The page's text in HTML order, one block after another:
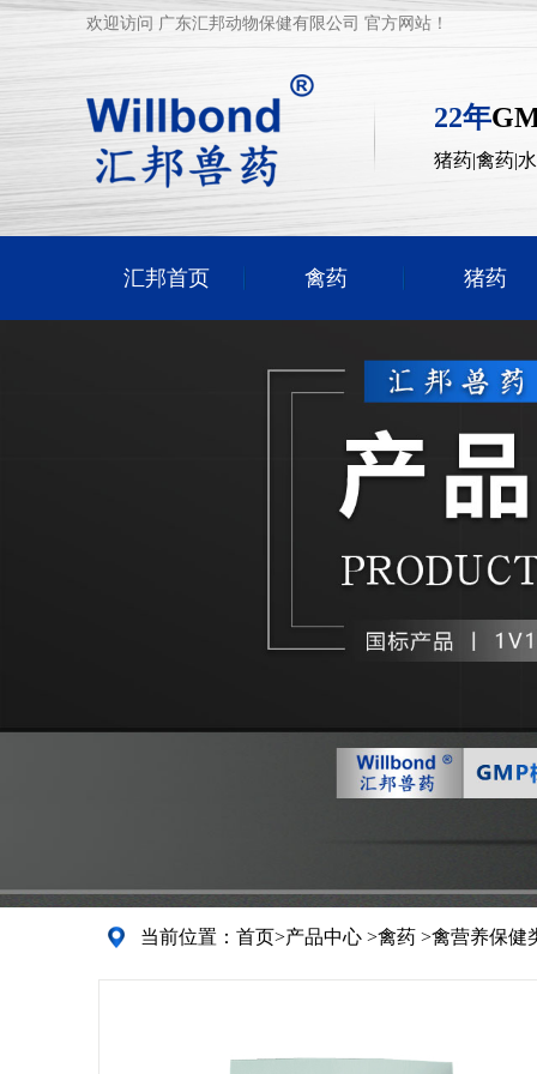
欢迎访问 广东汇邦动物保健有限公司 官方网站！
22年
猪药|禽药|
汇邦首页 禽药 猪药
当前位置： 首页>产品中心 >禽药 >禽营养保健